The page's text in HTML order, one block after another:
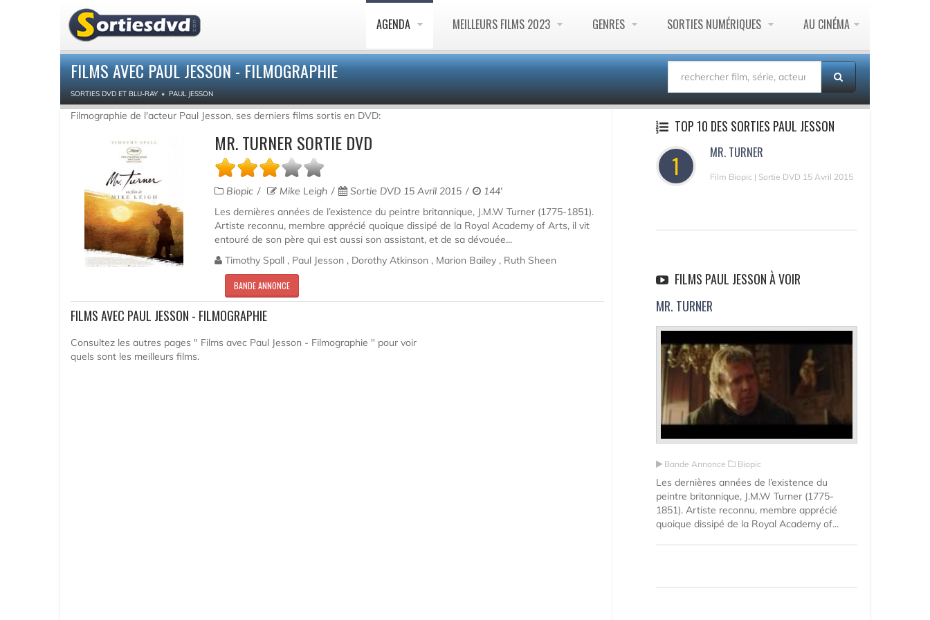
AGENDA MEILLEURS FILMS 2023 GENRES SORTIES NUMÉRIQUES AU CINÉMA
FILMS AVEC PAUL JESSON - FILMOGRAPHIE
SORTIES DVD ET BLU-RAY PAUL JESSON
Filmographie de l'acteur Paul Jesson, ses derniers films sortis en DVD:
MR. TURNER SORTIE DVD
Biopic Mike Leigh Sortie DVD 15 Avril 2015
144'
Les dernières années de l’existence du peintre britannique, J.M.W Turner (1775-1851).
Artiste reconnu, membre apprécié quoique dissipé de la Royal Academy of Arts, il vit
entouré de son père qui est aussi son assistant, et de sa dévouée...
Timothy Spall , Paul Jesson , Dorothy Atkinson , Marion Bailey , Ruth Sheen
BANDE ANNONCE
FILMS AVEC PAUL JESSON - FILMOGRAPHIE
Consultez les autres pages " Films avec Paul Jesson - Filmographie " pour voir
quels sont les meilleurs films.
TOP 10 DES SORTIES PAUL JESSON
1 MR. TURNER
Film Biopic | Sortie DVD 15 Avril 2015
FILMS PAUL JESSON À VOIR
MR. TURNER
Bande Annonce Biopic
Les dernières années de l’existence du
peintre britannique, J.M.W Turner (1775-
1851). Artiste reconnu, membre apprécié
quoique dissipé de la Royal Academy of...